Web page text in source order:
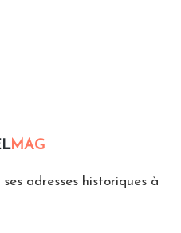
MAG
adresses historiques à